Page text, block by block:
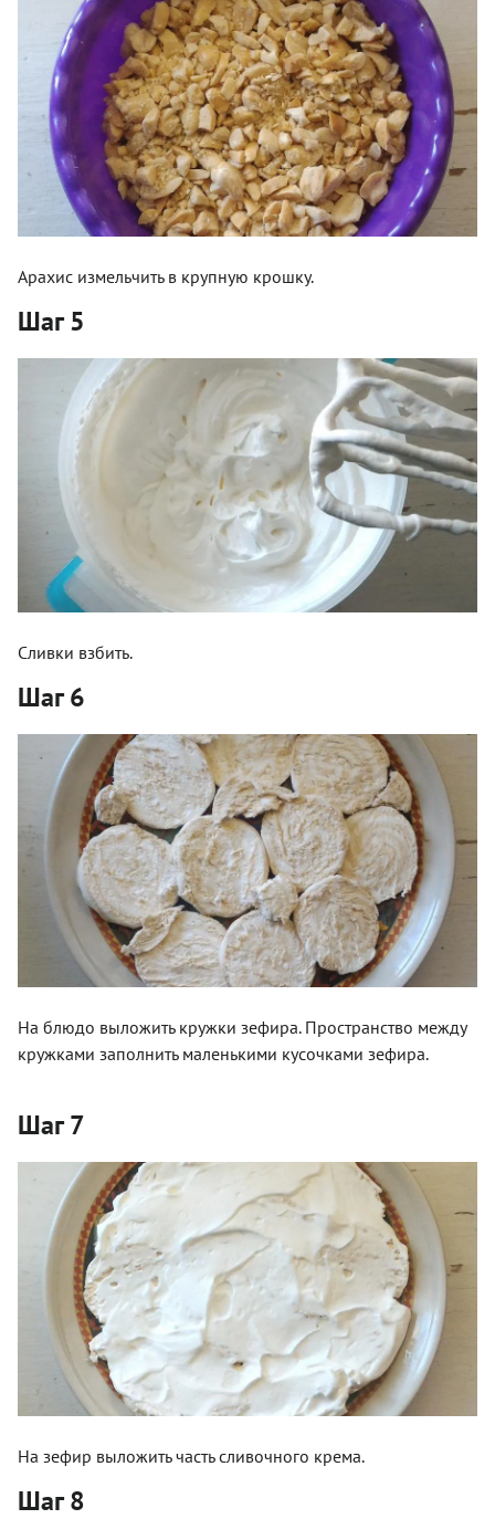
Арахис измельчить в крупную крошку.
Шаг 5
Сливки взбить.
Шаг 6
На блюдо выложить кружки зефира. Пространство между
кружками заполнить маленькими кусочками зефира.
Шаг 7
На зефир выложить часть сливочного крема.
Шаг 8